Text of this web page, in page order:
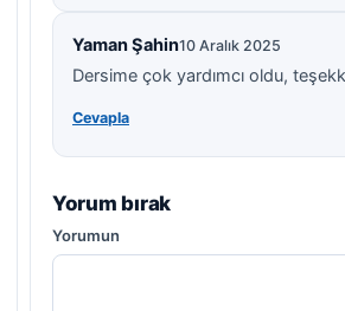
Yaman Şahin10 Aralık 2025
Dersime çok yardımcı oldu,
Cevapla
Yorum bırak
Yorumun